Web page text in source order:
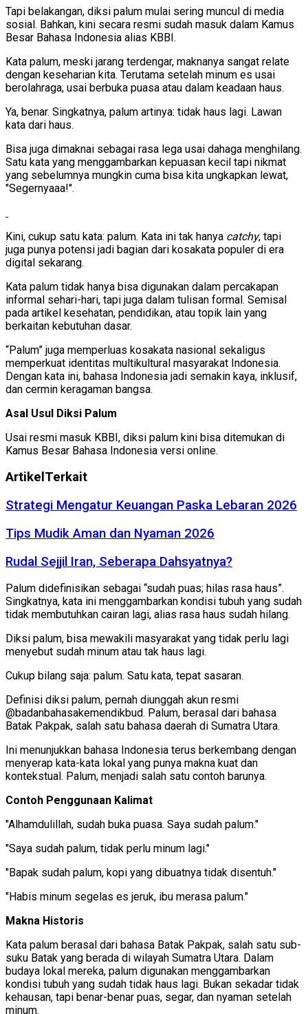
Tapi belakangan, diksi palum mulai sering muncul di media
sosial. Bahkan, kini secara resmi sudah masuk dalam Kamus
Besar Bahasa Indonesia alias KBBI.
Kata palum, meski jarang terdengar, maknanya sangat relate
dengan keseharian kita. Terutama setelah minum es usai
berolahraga, usai berbuka puasa atau dalam keadaan haus.
Ya, benar. Singkatnya, palum artinya: tidak haus lagi. Lawan
kata dari haus.
Bisa juga dimaknai sebagai rasa lega usai dahaga menghilang.
Satu kata yang menggambarkan kepuasan kecil tapi nikmat
yang sebelumnya mungkin cuma bisa kita ungkapkan lewat,
"Segernyaaa!".
Kini, cukup satu kata: palum. Kata ini tak hanya catchy, tapi
juga punya potensi jadi bagian dari kosakata populer di era
digital sekarang.
Kata palum tidak hanya bisa digunakan dalam percakapan
informal sehari-hari, tapi juga dalam tulisan formal. Semisal
pada artikel kesehatan, pendidikan, atau topik lain yang
berkaitan kebutuhan dasar.
“Palum” juga memperluas kosakata nasional sekaligus
memperkuat identitas multikultural masyarakat Indonesia.
Dengan kata ini, bahasa Indonesia jadi semakin kaya, inklusif,
dan cermin keragaman bangsa.
Asal Usul Diksi Palum
Usai resmi masuk KBBI, diksi palum kini bisa ditemukan di
Kamus Besar Bahasa Indonesia versi online.
Artikel Terkait
Strategi Mengatur Keuangan Paska Lebaran 2026
Tips Mudik Aman dan Nyaman 2026
Rudal Sejjil Iran, Seberapa Dahsyatnya?
Palum didefinisikan sebagai “sudah puas; hilas rasa haus”.
Singkatnya, kata ini menggambarkan kondisi tubuh yang sudah
tidak membutuhkan cairan lagi, alias rasa haus sudah hilang.
Diksi palum, bisa mewakili masyarakat yang tidak perlu lagi
menyebut sudah minum atau tak haus lagi.
Cukup bilang saja: palum. Satu kata, tepat sasaran.
Definisi diksi palum, pernah diunggah akun resmi
@badanbahasakemendikbud. Palum, berasal dari bahasa
Batak Pakpak, salah satu bahasa daerah di Sumatra Utara.
Ini menunjukkan bahasa Indonesia terus berkembang dengan
menyerap kata-kata lokal yang punya makna kuat dan
kontekstual. Palum, menjadi salah satu contoh barunya.
Contoh Penggunaan Kalimat
"Alhamdulillah, sudah buka puasa. Saya sudah palum."
"Saya sudah palum, tidak perlu minum lagi."
"Bapak sudah palum, kopi yang dibuatnya tidak disentuh."
"Habis minum segelas es jeruk, ibu merasa palum."
Makna Historis
Kata palum berasal dari bahasa Batak Pakpak, salah satu sub-
suku Batak yang berada di wilayah Sumatra Utara. Dalam
budaya lokal mereka, palum digunakan menggambarkan
kondisi tubuh yang sudah tidak haus lagi. Bukan sekadar tidak
kehausan, tapi benar-benar puas, segar, dan nyaman setelah
minum.